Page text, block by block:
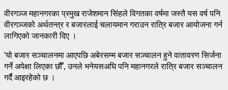
वीरगञ्ज महानगरका प्रमुख राजेशमान सिंहले विगतका वर्षमा जस्तै यस वर्ष पनि
वीरगञ्जको अर्थतन्त्र र बजारलाई चलायमान गराउन रात्रि बजार आयोजना गर्न
लागिएको जानकारी दिए ।
‘यो बजार सञ्चालनमा आएपछि अबेरसम्म बजार सञ्चालन हुने वातावरण सिर्जना
गर्ने अपेक्षा लिएका छौँ’, उनले भनेयसअघि पनि महानगरले रात्रि बजार सञ्चालन
गर्दै आइरहेको छ ।